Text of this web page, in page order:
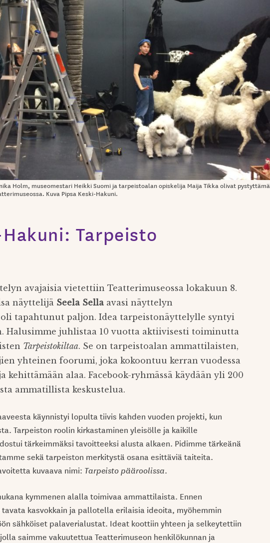
Holm, museomestari Heikki Suomi ja tarpeistoalan opiskelija Maija Tikka olivat
Kuva Pipsa Keski-Hakuni.
Tarpeisto
avajaisia vietettiin Teatterimuseossa lokakuun 8.
näyttelijä Seela Sellaavasi näyttelyn
tapahtunut paljon. Idea tarpeistonäyttelylle syntyi
Halusimme juhlistaa 10 vuotta aktiivisesti toiminutta
Tarpeistokiltaa. Se on tarpeistoalan ammattilaisten,
yhteinen foorumi, joka kokoontuu kerran vuodessa
kehittämään alaa. Facebook-ryhmässä käydään yli 200
ammatillista keskustelua.
käynnistyi lopulta tiivis kahden vuoden projekti, kun
Tarpeiston roolin kirkastaminen yleisölle ja kaikille
tärkeimmäksi tavoitteeksi alusta alkaen. Pidimme tärkeänä
sekä tarpeiston merkitystä osana esittäviä taiteita.
kuvaava nimi: Tarpeisto pääroolissa.
kymmenen alalla toimivaa ammattilaista. Ennen
kasvokkain ja pallotella erilaisia ideoita, myöhemmin
sähköiset palaverialustat. Ideat koottiin yhteen ja selkeytettiin
saimme vakuutettua Teatterimuseon henkilökunnan ja